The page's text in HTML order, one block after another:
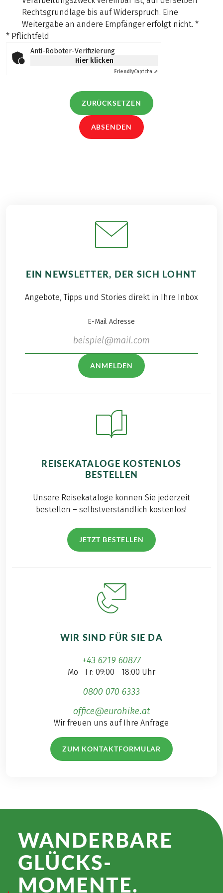
Rechtsgrundlage bis auf Widerspruch. Eine
Weitergabe an andere Empfänger erfolgt nicht. *
* Pflichtfeld
Anti-Roboter-Verifizierung
Hier klicken
FriendlyCaptcha ⇗
ZURÜCKSETZEN
ABSENDEN
EIN NEWSLETTER, DER SICH LOHNT
Angebote, Tipps und Stories direkt in Ihre Inbox
E-Mail Adresse
ANMELDEN
REISEKATALOGE KOSTENLOS
BESTELLEN
Unsere Reisekataloge können Sie jederzeit
bestellen – selbstverständlich kostenlos!
JETZT BESTELLEN
WIR SIND FÜR SIE DA
+43 6219 60877
Mo - Fr: 09:00 - 18:00 Uhr
0800 070 6333
office@eurohike.at
Wir freuen uns auf Ihre Anfrage
ZUM KONTAKTFORMULAR
WANDER­BARE
GLÜCKS­
MOMENTE.